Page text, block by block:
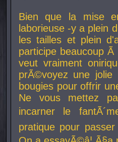
Bien que la mise
laborieuse -y a plein
les tailles et plein
participe beaucoup
veut vraiment
prÃ©voyez une
bougies pour offrir
Ne vous mettez
incarner le
pratique pour